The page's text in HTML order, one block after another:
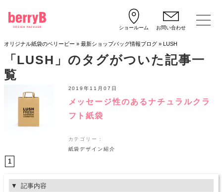
ショールーム お問い合わせ
オリジナル紙袋のベリービー » 最新ショップバッグ情報ブログ» LUSH
「LUSH」のタグがついた記事一
覧
メッセージ性のあるナチュラルクラ
フト紙袋
2019年11月07日
カテゴリー：
紙袋デザイン紹介
1
記事内容